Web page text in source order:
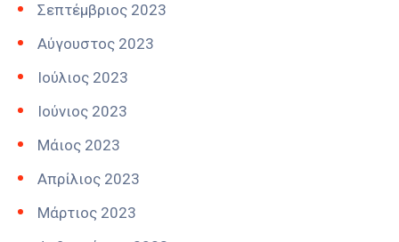
Σεπτέμβριος 2023
Αύγουστος 2023
Ιούλιος 2023
Ιούνιος 2023
Μάιος 2023
Απρίλιος 2023
Μάρτιος 2023